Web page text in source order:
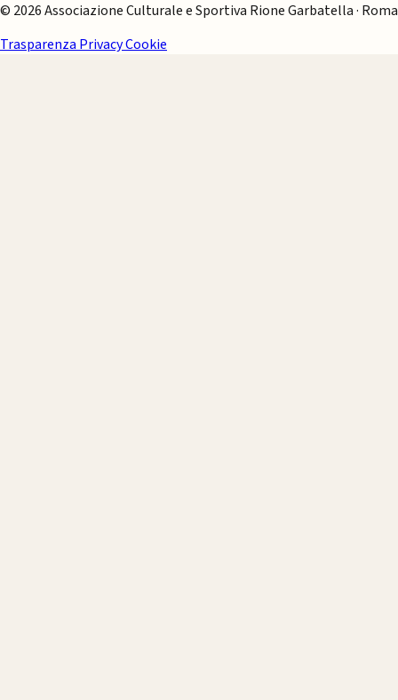
© 2026 Associazione Culturale e Sportiva Rione Garbatella · Roma
Trasparenza PrivacyCookie